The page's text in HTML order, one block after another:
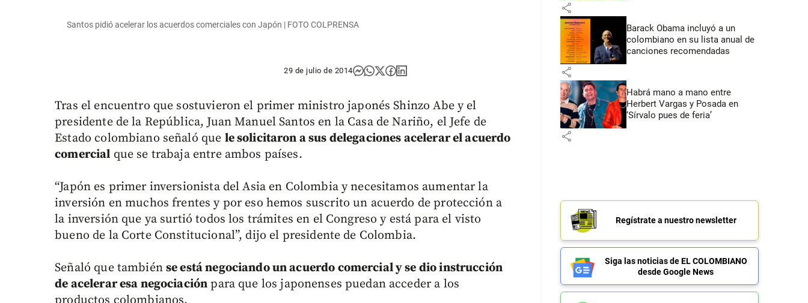
Santos pidió acelerar los acuerdos comerciales con Japón | FOTO COLPRENSA
29 de julio de 2014
Tras el encuentro que sostuvieron el primer ministro japonés Shinzo Abe y el
presidente de la República, Juan Manuel Santos en la Casa de Nariño, el Jefe de
Estado colombiano señaló que le solicitaron a sus delegaciones acelerar el acuerdo
comercial que se trabaja entre ambos países.
“Japón es primer inversionista del Asia en Colombia y necesitamos aumentar la
inversión en muchos frentes y por eso hemos suscrito un acuerdo de protección a
la inversión que ya surtió todos los trámites en el Congreso y está para el visto
bueno de la Corte Constitucional”, dijo el presidente de Colombia.
Señaló que tambiénse está negociando un acuerdo comercial y se dio instrucción
de acelerar esa negociación para que los japonenses puedan acceder a los
share
Barack Obama incluyó a un
colombiano en su lista anual de
canciones recomendadas
share
Habrá mano a mano entre
Herbert Vargas y Posada en
‘Sírvalo pues de feria’
share
Regístrate a nuestro newsletter
Siga las noticias de EL COLOMBIANO
desde Google News